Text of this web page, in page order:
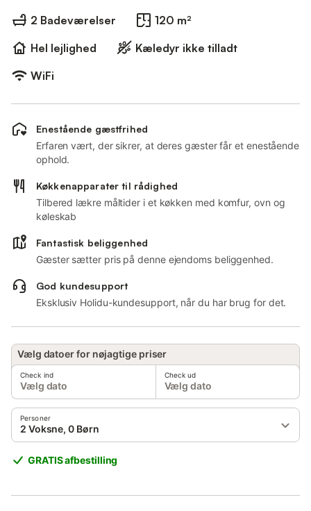
2 Badeværelser
120 m²
Hel lejlighed
Kæledyr ikke tilladt
WiFi
Enestående gæstfrihed
Erfaren vært, der sikrer, at deres gæster får et enestående
ophold.
Køkkenapparater til rådighed
Tilbered lækre måltider i et køkken med komfur, ovn og
køleskab
Fantastisk beliggenhed
Gæster sætter pris på denne ejendoms beliggenhed.
God kundesupport
Eksklusiv Holidu-kundesupport, når du har brug for det.
Vælg datoer for nøjagtige priser
Check ind
Vælg dato
Check ud
Vælg dato
Personer
2 Voksne, 0 Børn
GRATIS afbestilling